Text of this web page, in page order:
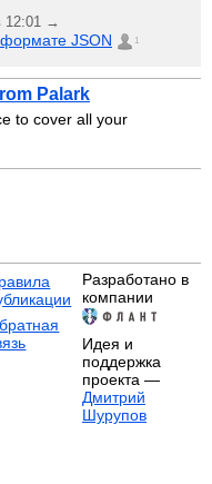
12:01 →
JSON 1
Palark
to cover all your
Разработано в
компании
Идея и
поддержка
проекта —
Дмитрий
Шурупов